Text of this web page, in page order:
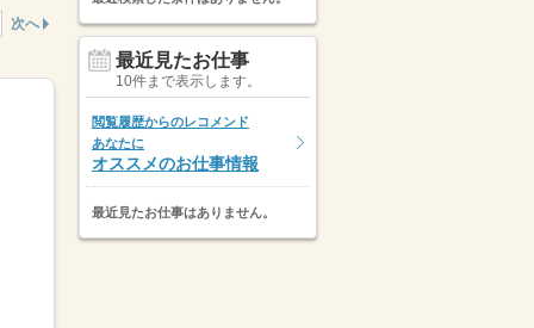
次へ
最近見たお仕事
10件まで表示します。
閲覧履歴からのレコメンド
あなたに
オススメのお仕事情報
最近見たお仕事はありません。